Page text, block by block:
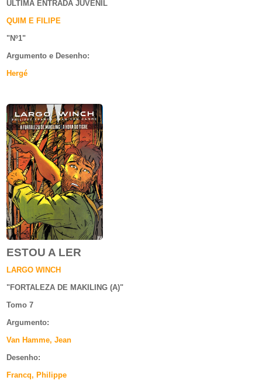
ÚLTIMA ENTRADA JUVENIL
QUIM E FILIPE
"Nº1"
Argumento e Desenho:
Hergé
ESTOU A LER
LARGO WINCH
"FORTALEZA DE MAKILING (A)"
Tomo 7
Argumento:
Van Hamme, Jean
Desenho:
Francq, Philippe